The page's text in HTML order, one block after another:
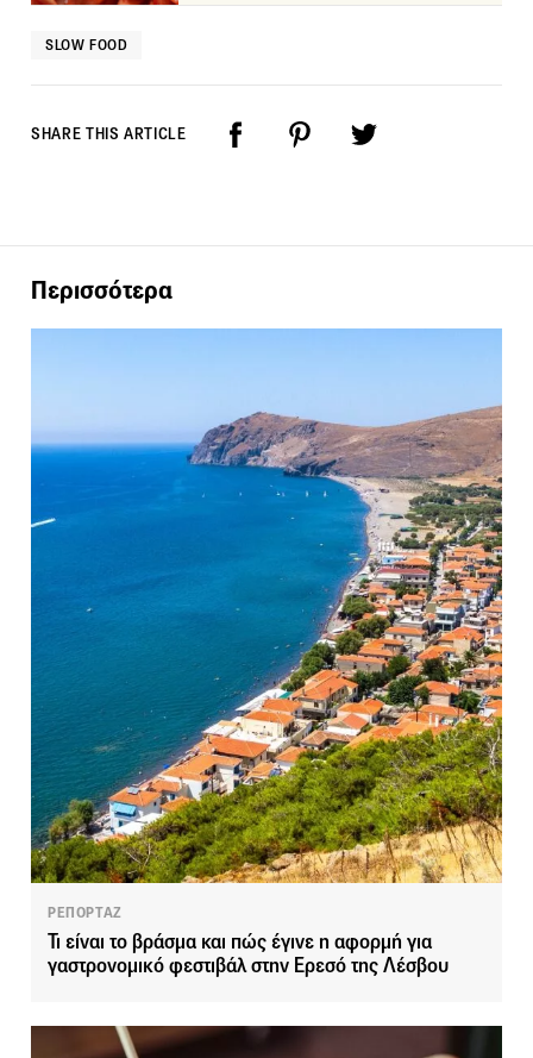
SLOW FOOD
SHARE THIS ARTICLE
Περισσότερα
ΡΕΠΟΡΤΑΖ
Τι είναι το βράσμα και πώς έγινε η αφορμή για
γαστρονομικό φεστιβάλ στην Ερεσό της Λέσβου